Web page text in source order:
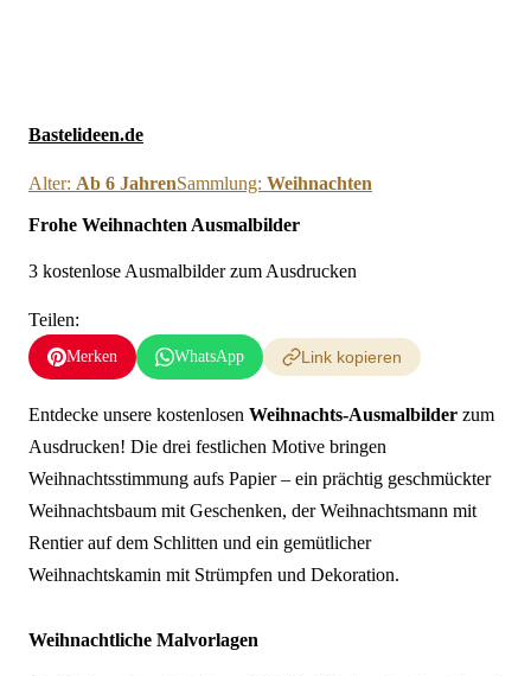
Bastelideen.de
Alter: Ab 6 JahrenSammlung: Weihnachten
Frohe Weihnachten Ausmalbilder
3 kostenlose Ausmalbilder zum Ausdrucken
Teilen:
Merken WhatsApp Link kopieren
Entdecke unsere kostenlosen Weihnachts-Ausmalbilder zum
Ausdrucken! Die drei festlichen Motive bringen
Weihnachtsstimmung aufs Papier – ein prächtig geschmückter
Weihnachtsbaum mit Geschenken, der Weihnachtsmann mit
Rentier auf dem Schlitten und ein gemütlicher
Weihnachtskamin mit Strümpfen und Dekoration.
Weihnachtliche Malvorlagen